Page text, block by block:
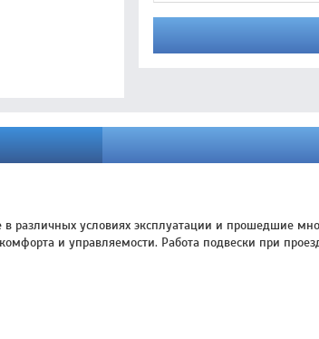
различных условиях эксплуатации и прошедшие
и управляемости. Работа подвески при